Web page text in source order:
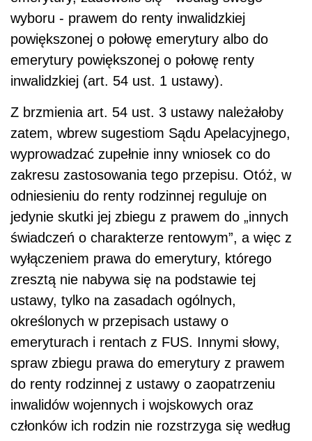
wyboru - prawem do renty inwalidzkiej
powiększonej o połowę emerytury albo do
emerytury powiększonej o połowę renty
inwalidzkiej (art. 54 ust. 1 ustawy).
Z brzmienia art. 54 ust. 3 ustawy należałoby
zatem, wbrew sugestiom Sądu Apelacyjnego,
wyprowadzać zupełnie inny wniosek co do
zakresu zastosowania tego przepisu. Otóż, w
odniesieniu do renty rodzinnej reguluje on
jedynie skutki jej zbiegu z prawem do „innych
świadczeń o charakterze rentowym”, a więc z
wyłączeniem prawa do emerytury, którego
zresztą nie nabywa się na podstawie tej
ustawy, tylko na zasadach ogólnych,
określonych w przepisach ustawy o
emeryturach i rentach z FUS. Innymi słowy,
spraw zbiegu prawa do emerytury z prawem
do renty rodzinnej z ustawy o zaopatrzeniu
inwalidów wojennych i wojskowych oraz
członków ich rodzin nie rozstrzyga się według